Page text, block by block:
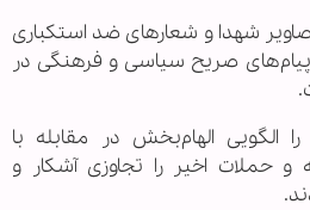
شهدا و شعارهای ضد استکباری
صریح سیاسی و فرهنگی در
الگویی الهام‌بخش در مقابله با
و حملات اخیر را تجاوزی آشکار و